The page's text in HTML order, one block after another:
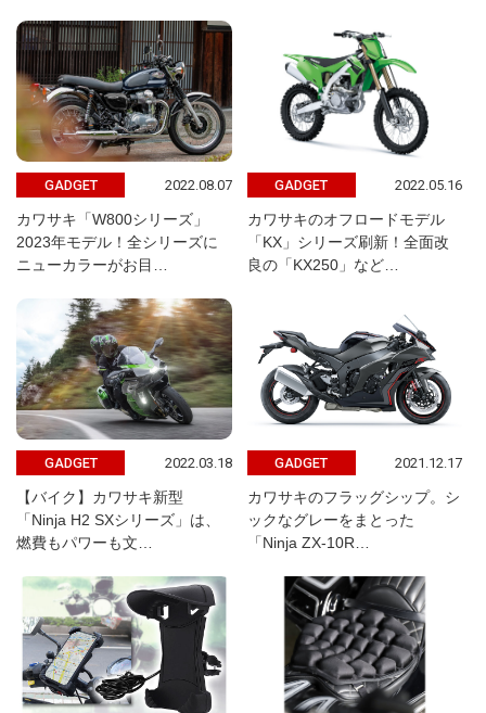
GADGET 2022.08.07
カワサキ「W800シリーズ」
2023年モデル！全シリーズに
ニューカラーがお目…
GADGET 2022.05.16
カワサキのオフロードモデル
「KX」シリーズ刷新！全面改
良の「KX250」など…
GADGET 2022.03.18
【バイク】カワサキ新型
「Ninja H2 SXシリーズ」は、
燃費もパワーも文…
GADGET 2021.12.17
カワサキのフラッグシップ。シ
ックなグレーをまとった
「Ninja ZX-10R…